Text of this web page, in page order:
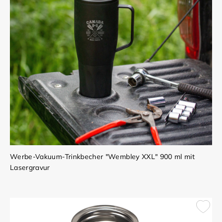
Werbe-Vakuum-Trinkbecher "Wembley XXL" 900 ml mit
Lasergravur